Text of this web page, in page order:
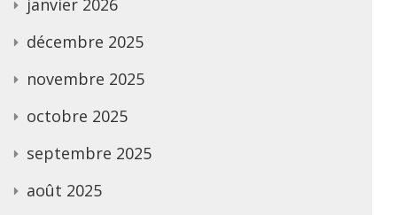
décembre 2025
novembre 2025
octobre 2025
septembre 2025
août 2025